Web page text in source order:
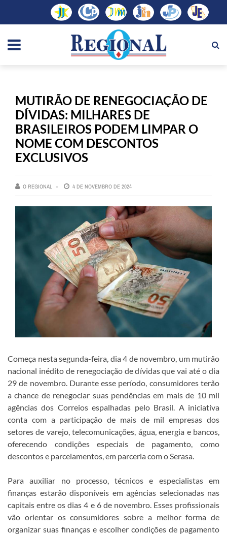
MUTIRÃO DE RENEGOCIAÇÃO DE
DÍVIDAS: MILHARES DE
BRASILEIROS PODEM LIMPAR O
NOME COM DESCONTOS
EXCLUSIVOS
O REGIONAL 4 DE NOVEMBRO DE 2024
Começa nesta segunda-feira, dia 4 de novembro, um mutirão
nacional inédito de renegociação de dívidas que vai até o dia
29 de novembro. Durante esse período, consumidores terão
a chance de renegociar suas pendências em mais de 10 mil
agências dos Correios espalhadas pelo Brasil. A iniciativa
conta com a participação de mais de mil empresas dos
setores de varejo, telecomunicações, água, energia e bancos,
oferecendo condições especiais de pagamento, como
descontos e parcelamentos, em parceria com o Serasa.
Para auxiliar no processo, técnicos e especialistas em
finanças estarão disponíveis em agências selecionadas nas
capitais entre os dias 4 e 6 de novembro. Esses profissionais
vão orientar os consumidores sobre a melhor forma de
organizar suas finanças e escolher condições de pagamento